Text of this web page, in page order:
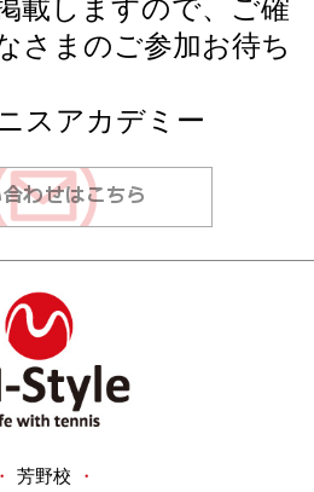
載しますので、ご確
さまのご参加お待ち
スアカデミー
・ 芳野校 ・